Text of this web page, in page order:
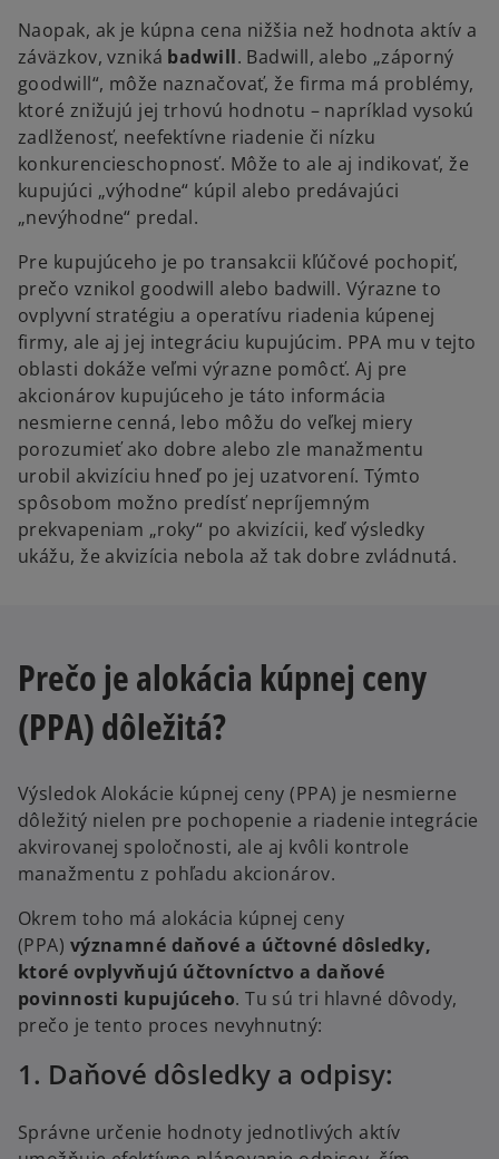
Naopak, ak je kúpna cena nižšia než hodnota aktív a
záväzkov, vzniká badwill. Badwill, alebo „záporný
goodwill“, môže naznačovať, že firma má problémy,
ktoré znižujú jej trhovú hodnotu – napríklad vysokú
zadlženosť, neefektívne riadenie či nízku
konkurencieschopnosť. Môže to ale aj indikovať, že
kupujúci „výhodne“ kúpil alebo predávajúci
„nevýhodne“ predal.
Pre kupujúceho je po transakcii kľúčové pochopiť,
prečo vznikol goodwill alebo badwill. Výrazne to
ovplyvní stratégiu a operatívu riadenia kúpenej
firmy, ale aj jej integráciu kupujúcim. PPA mu v tejto
oblasti dokáže veľmi výrazne pomôcť. Aj pre
akcionárov kupujúceho je táto informácia
nesmierne cenná, lebo môžu do veľkej miery
porozumieť ako dobre alebo zle manažmentu
urobil akvizíciu hneď po jej uzatvorení. Týmto
spôsobom možno predísť nepríjemným
prekvapeniam „roky“ po akvizícii, keď výsledky
ukážu, že akvizícia nebola až tak dobre zvládnutá.
Prečo je alokácia kúpnej ceny
(PPA) dôležitá?
Výsledok Alokácie kúpnej ceny (PPA) je nesmierne
dôležitý nielen pre pochopenie a riadenie integrácie
akvirovanej spoločnosti, ale aj kvôli kontrole
manažmentu z pohľadu akcionárov.
Okrem toho má alokácia kúpnej ceny
(PPA) významné daňové a účtovné dôsledky,
ktoré ovplyvňujú účtovníctvo a daňové
povinnosti kupujúceho. Tu sú tri hlavné dôvody,
prečo je tento proces nevyhnutný:
1. Daňové dôsledky a odpisy:
Správne určenie hodnoty jednotlivých aktív